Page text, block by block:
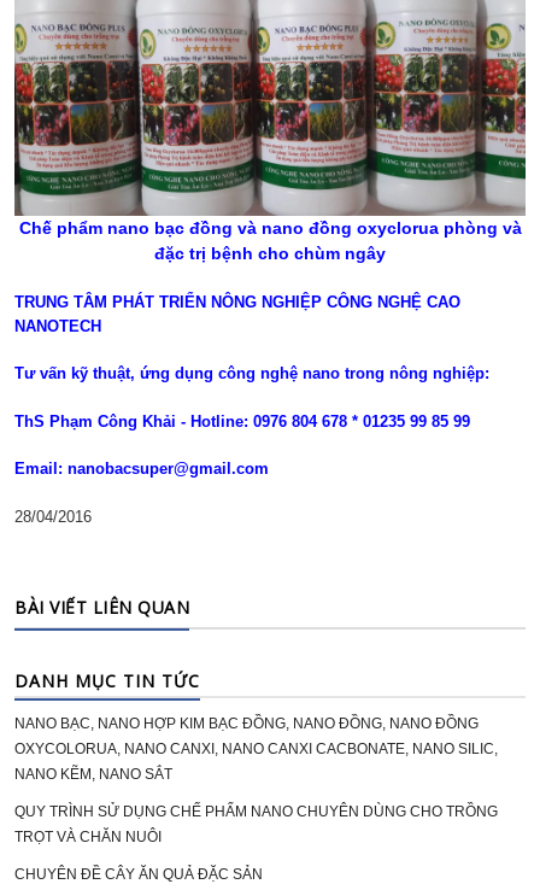
Chế phẩm nano bạc đồng và nano đồng oxyclorua phòng và
đặc trị bệnh cho chùm ngây
TRUNG TÂM PHÁT TRIỂN NÔNG NGHIỆP CÔNG NGHỆ CAO
NANOTECH
Tư vấn kỹ thuật, ứng dụng công nghệ nano trong nông nghiệp:
ThS Phạm Công Khải - Hotline: 0976 804 678 * 01235 99 85 99
Email: nanobacsuper@gmail.com
28/04/2016
BÀI VIẾT LIÊN QUAN
DANH MỤC TIN TỨC
NANO BẠC, NANO HỢP KIM BẠC ĐỒNG, NANO ĐỒNG, NANO ĐỒNG
OXYCOLORUA, NANO CANXI, NANO CANXI CACBONATE, NANO SILIC,
NANO KẼM, NANO SẮT
QUY TRÌNH SỬ DỤNG CHẾ PHẨM NANO CHUYÊN DÙNG CHO TRỒNG
TRỌT VÀ CHĂN NUÔI
CHUYÊN ĐỀ CÂY ĂN QUẢ ĐẶC SẢN